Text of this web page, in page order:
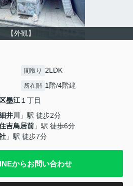
【外観】
間取り 2LDK
所在階 1階/4階建
墨江 １丁目
井川
」駅 徒歩2分
吉鳥居前 」駅 徒歩6分
」駅 徒歩7分
からお問い合わせ